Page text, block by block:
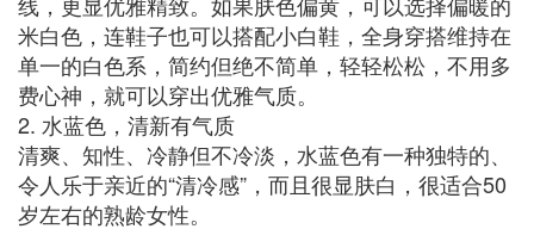
米白色，连鞋子也可以搭配小白鞋，全身穿搭维持在
单一的白色系，简约但绝不简单，轻轻松松，不用多
费心神，就可以穿出优雅气质。
2. 水蓝色，清新有气质
清爽、知性、冷静但不冷淡，水蓝色有一种独特的、
令人乐于亲近的“清冷感”，而且很显肤白，很适合50
岁左右的熟龄女性。